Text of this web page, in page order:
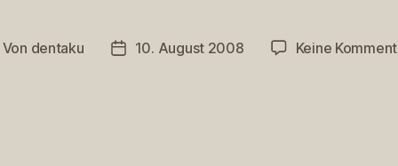
Von dentaku Veröffentlichungsdatum
10. August 2008 Keine